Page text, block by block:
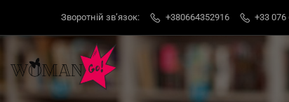
Зворотній звʼязок: +380664352916 +33 076